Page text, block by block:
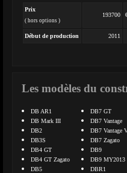
Prix
( hors options )
193700
Début de production 2011
Les modèles du
DB AR1
DB Mark III
DB2
DB3S
DB4 GT
DB4 GT Zagato
DB5
DB7 GT
DB7 Vantage
DB7 Vantage
DB7 Zagato
DB9
DB9 MY2013
DBR1